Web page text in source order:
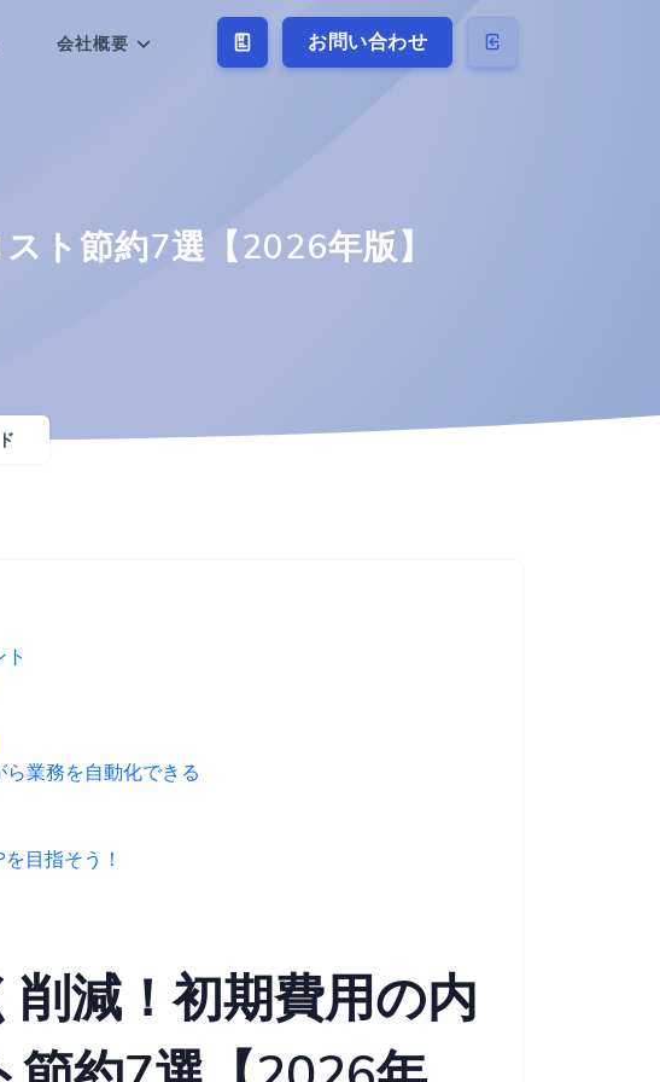
お問い合わせ
会社概要
ト節約7選【2026年版】
業務を自動化できる
目指そう！
減！初期費用の内